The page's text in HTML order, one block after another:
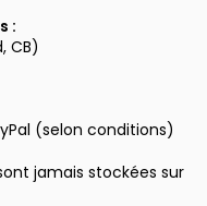
:
CB)
(selon conditions)
jamais stockées sur